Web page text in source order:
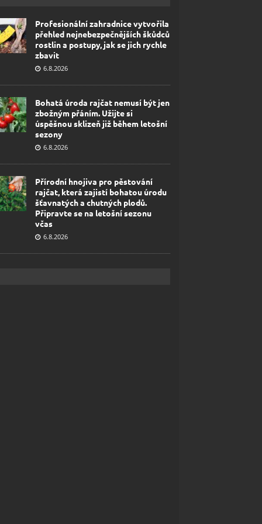
Profesionální zahradnice vytvořila
přehled nejnebezpečnějších škůdců
rostlin a postupy, jak se jich rychle
zbavit
6.8.2026
Bohatá úroda rajčat nemusí být jen
zbožným přáním. Užijte si
úspěšnou sklizeň již během letošní
sezony
6.8.2026
Přírodní hnojiva pro pěstování
rajčat, která zajistí bohatou úrodu
šťavnatých a chutných plodů.
Připravte se na letošní sezonu
včas
6.8.2026